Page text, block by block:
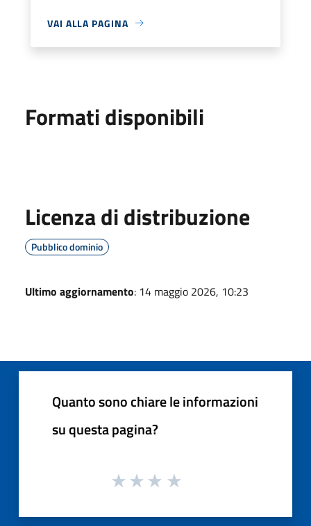
VAI ALLA PAGINA
Formati disponibili
Licenza di distribuzione
Pubblico dominio
Ultimo aggiornamento: 14 maggio 2026, 10:23
Quanto sono chiare le informazioni
su questa pagina?